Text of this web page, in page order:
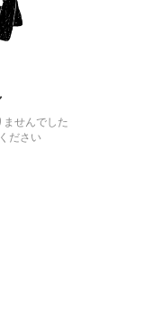
せんでした
ださい